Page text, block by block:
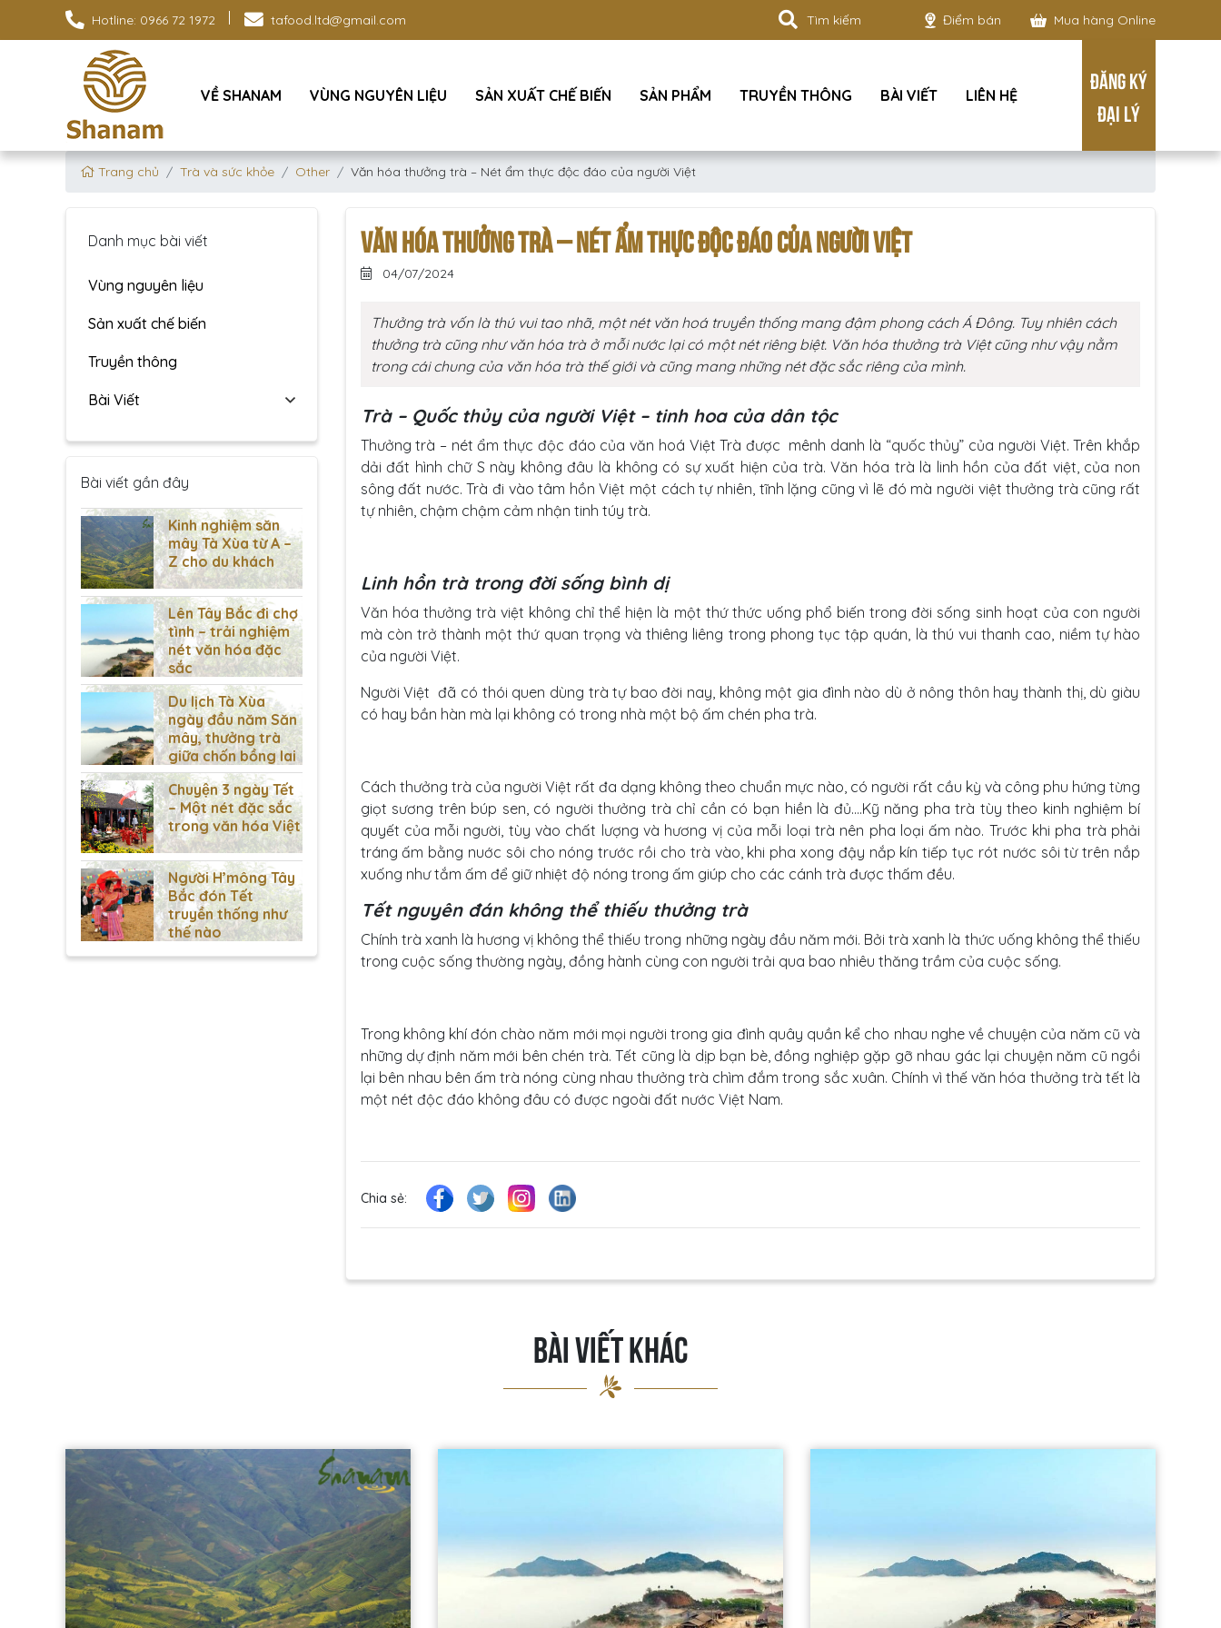
Hotline: 0966 72 1972 tafood.ltd@gmail.com Điểm bán Mua hàng Online
VỀ SHANAM VÙNG NGUYÊN LIỆU SẢN XUẤT CHẾ BIẾN SẢN PHẨM TRUYỀN THÔNG BÀI VIẾT LIÊN HỆ
ĐĂNG KÝ
ĐẠI LÝ
Trang chủ Trà và sức khỏe Other Văn hóa thưởng trà – Nét ẩm thực độc đáo của người Việt
VĂN HÓA THƯỞNG TRÀ – NÉT ẨM THỰC ĐỘC ĐÁO CỦA NGƯỜI VIỆT
04/07/2024
Thưởng trà vốn là thú vui tao nhã, một nét văn hoá truyền thống mang đậm phong cách Á Đông. Tuy nhiên cách
thưởng trà cũng như văn hóa trà ở mỗi nước lại có một nét riêng biệt. Văn hóa thưởng trà Việt cũng như vậy nằm
trong cái chung của văn hóa trà thế giới và cũng mang những nét đặc sắc riêng của mình.
Trà – Quốc thủy của người Việt – tinh hoa của dân tộc
Thưởng trà – nét ẩm thực độc đáo của văn hoá Việt Trà được mênh danh là “quốc thủy” của người Việt. Trên khắp
dải đất hình chữ S này không đâu là không có sự xuất hiện của trà. Văn hóa trà là linh hồn của đất việt, của non
sông đất nước. Trà đi vào tâm hồn Việt một cách tự nhiên, tĩnh lặng cũng vì lẽ đó mà người việt thưởng trà cũng rất
tự nhiên, chậm chậm cảm nhận tinh túy trà.
Linh hồn trà trong đời sống bình dị
Văn hóa thưởng trà việt không chỉ thể hiện là một thứ thức uống phổ biến trong đời sống sinh hoạt của con người
mà còn trở thành một thứ quan trọng và thiêng liêng trong phong tục tập quán, là thú vui thanh cao, niềm tự hào
của người Việt.
Người Việt đã có thói quen dùng trà tự bao đời nay, không một gia đình nào dù ở nông thôn hay thành thị, dù giàu
có hay bần hàn mà lại không có trong nhà một bộ ấm chén pha trà.
Cách thưởng trà của người Việt rất đa dạng không theo chuẩn mực nào, có người rất cầu kỳ và công phu hứng từng
giọt sương trên búp sen, có người thưởng trà chỉ cần có bạn hiền là đủ….Kỹ năng pha trà tùy theo kinh nghiệm bí
quyết của mỗi người, tùy vào chất lượng và hương vị của mỗi loại trà nên pha loại ấm nào. Trước khi pha trà phải
tráng ấm bằng nuớc sôi cho nóng trước rồi cho trà vào, khi pha xong đậy nắp kín tiếp tục rót nước sôi từ trên nắp
xuống như tắm ấm để giữ nhiệt độ nóng trong ấm giúp cho các cánh trà được thấm đều.
Tết nguyên đán không thể thiếu thưởng trà
Chính trà xanh là hương vị không thể thiếu trong những ngày đầu năm mới. Bởi trà xanh là thức uống không thể thiếu
trong cuộc sống thường ngày, đồng hành cùng con người trải qua bao nhiêu thăng trầm của cuộc sống.
Trong không khí đón chào năm mới mọi người trong gia đình quây quần kể cho nhau nghe về chuyện của năm cũ và
những dự định năm mới bên chén trà. Tết cũng là dịp bạn bè, đồng nghiệp gặp gỡ nhau gác lại chuyện năm cũ ngồi
lại bên nhau bên ấm trà nóng cùng nhau thưởng trà chìm đắm trong sắc xuân. Chính vì thế văn hóa thưởng trà tết là
một nét độc đáo không đâu có được ngoài đất nước Việt Nam.
Chia sẻ:
Danh mục bài viết
Vùng nguyên liệu
Sản xuất chế biến
Truyền thông
Bài Viết
Bài viết gần đây
Kinh nghiệm săn
mây Tà Xùa từ A –
Z cho du khách
Lên Tây Bắc đi chợ
tình – trải nghiệm
nét văn hóa đặc
sắc
Du lịch Tà Xùa
ngày đầu năm Săn
mây, thưởng trà
giữa chốn bồng lai
Chuyện 3 ngày Tết
– Một nét đặc sắc
trong văn hóa Việt
Người H’mông Tây
Bắc đón Tết
truyền thống như
thế nào
BÀI VIẾT KHÁC